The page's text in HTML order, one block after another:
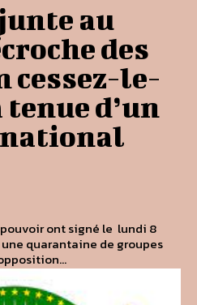
au
des
cessez-le-
d’un
national
ont signé le lundi 8
quarantaine de groupes